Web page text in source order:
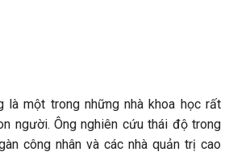
là một trong những nhà khoa học rất
người. Ông nghiên cứu thái độ trong
công nhân và các nhà quản trị cao